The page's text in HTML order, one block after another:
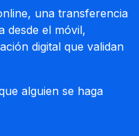
una transferencia
desde el móvil,
digital que validan
alguien se haga